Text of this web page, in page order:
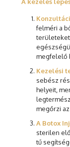
A kezelés
felméri a
megfelelő
Kezelési
sebész
helyeit,
megőrzi
A Botox
sterilen
tű